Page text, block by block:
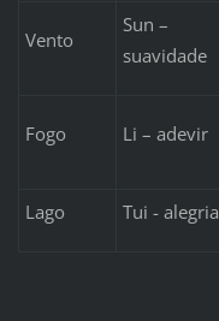
Vento
Sun –
suavidade
Fogo Li – adevir
Lago Tui - alegria